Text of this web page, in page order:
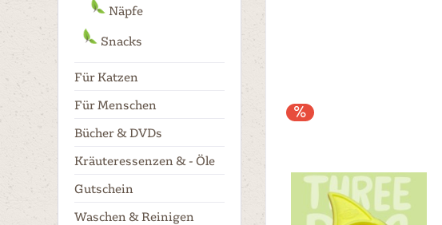
Näpfe
Snacks
Für Katzen
Für Menschen
Bücher & DVDs
Kräuteressenzen & - Öle
Gutschein
Waschen & Reinigen